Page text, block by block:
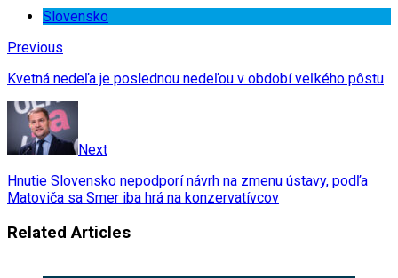
Slovensko
Previous
Kvetná nedeľa je poslednou nedeľou v období veľkého pôstu
Next
Hnutie Slovensko nepodporí návrh na zmenu ústavy, podľa
Matoviča sa Smer iba hrá na konzervatívcov
Related Articles